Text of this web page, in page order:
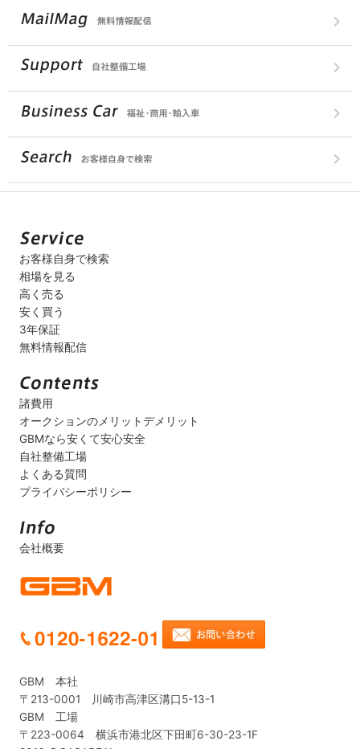
お客様自身で検索
相場を見る
高く売る
安く買う
3年保証
無料情報配信
諸費用
オークションのメリットデメリット
GBMなら安くて安心安全
自社整備工場
よくある質問
プライバシーポリシー
会社概要
GBM 本社
〒213-0001 川崎市高津区溝口5-13-1
GBM 工場
〒223-0064 横浜市港北区下田町6-30-23-1F